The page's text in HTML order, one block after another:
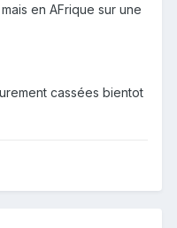
en AFrique sur une
cassées bientot